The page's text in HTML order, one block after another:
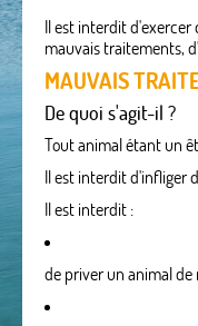
Il est interdit d'exercer
mauvais traitements,
MAUVAIS
De quoi s'agit-il ?
Tout animal étant un
Il est interdit d'infliger
Il est interdit :
de priver un animal